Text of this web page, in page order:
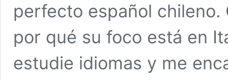
perfecto español chileno.
por qué su foco está en
estudie idiomas y me